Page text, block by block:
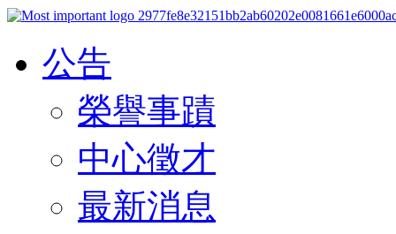
公告
榮譽事蹟
中心徵才
最新消息